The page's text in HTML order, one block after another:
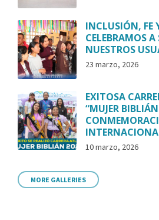
INCLUSIÓN, FE
CELEBRAMOS
NUESTROS
23 marzo, 2026
EXITOSA
“MUJER
10 marzo, 2026
MORE GALLERIES